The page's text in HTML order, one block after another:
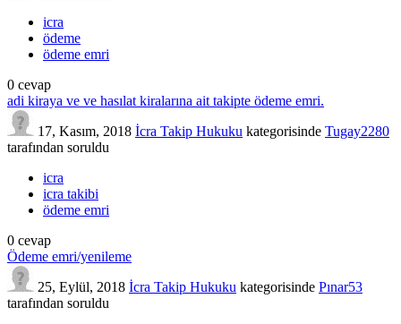
icra
ödeme
ödeme emri
0 cevap
adi kiraya ve ve hasılat kiralarına ait takipte ödeme emri.
17, Kasım, 2018 İcra Takip Hukuku kategorisinde Tugay2280
tarafından soruldu
icra
icra takibi
ödeme emri
0 cevap
Ödeme emri/yenileme
25, Eylül, 2018 İcra Takip Hukuku kategorisinde Pınar53
tarafından soruldu